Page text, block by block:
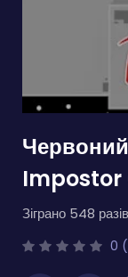
Impostor
Зіграно 548
0